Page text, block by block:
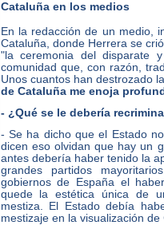
Cataluña en los medios
En la redacción de un medio,
Cataluña, donde Herrera se
"la ceremonia del disparate
comunidad que, con razón,
Unos cuantos han destrozado
de Cataluña me enoja
- ¿Qué se le debería
- Se ha dicho que el Estado
dicen eso olvidan que hay un
antes debería haber tenido la
grandes partidos
gobiernos de España el
quede la estética única de
mestiza. El Estado debía
mestizaje en la visualización de